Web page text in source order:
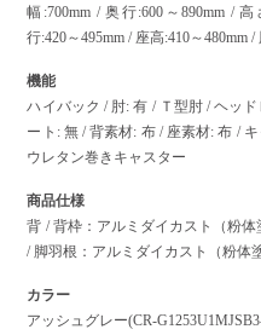
幅:700mm / 奥行:600～890mm /
行:420～495mm / 座高:410～480mm /
機能
ハイバック / 肘: 有 / Ｔ型肘 / ヘッ
ート: 無 / 背素材: 布 / 座素材: 布 /
ウレタン巻きキャスター
商品仕様
背 / 背枠：アルミダイカスト（粉
/ 脚羽根：アルミダイカスト（粉体
カラー
アッシュグレー(CR-